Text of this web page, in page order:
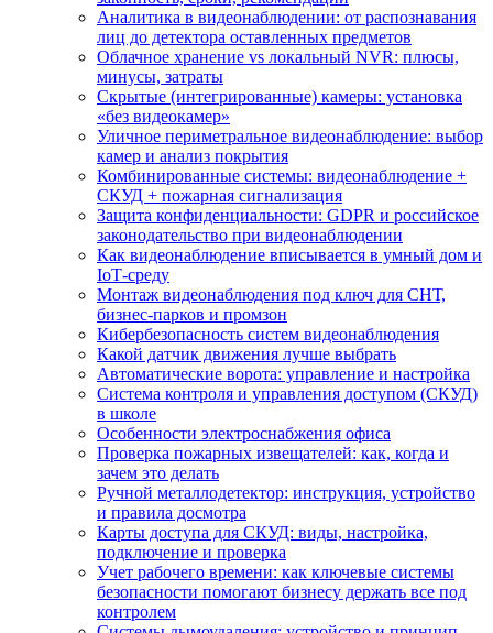
Аналитика в видеонаблюдении: от распознавания
лиц до детектора оставленных предметов
Облачное хранение vs локальный NVR: плюсы,
минусы, затраты
Скрытые (интегрированные) камеры: установка
«без видеокамер»
Уличное периметральное видеонаблюдение: выбор
камер и анализ покрытия
Комбинированные системы: видеонаблюдение +
СКУД + пожарная сигнализация
Защита конфиденциальности: GDPR и российское
законодательство при видеонаблюдении
Как видеонаблюдение вписывается в умный дом и
IoT‑среду
Монтаж видеонаблюдения под ключ для СНТ,
бизнес‑парков и промзон
Кибербезопасность систем видеонаблюдения
Какой датчик движения лучше выбрать
Автоматические ворота: управление и настройка
Система контроля и управления доступом (СКУД)
в школе
Особенности электроснабжения офиса
Проверка пожарных извещателей: как, когда и
зачем это делать
Ручной металлодетектор: инструкция, устройство
и правила досмотра
Карты доступа для СКУД: виды, настройка,
подключение и проверка
Учет рабочего времени: как ключевые системы
безопасности помогают бизнесу держать все под
контролем